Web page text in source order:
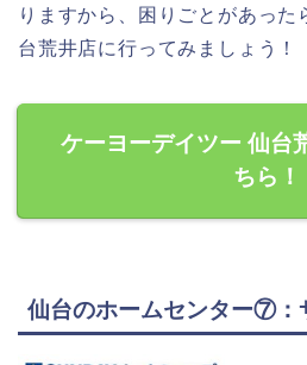
りますから、困りごとがあった
台荒井店に行ってみましょう！
ケーヨーデイツー 仙台
ちら！
仙台のホームセンター⑦：